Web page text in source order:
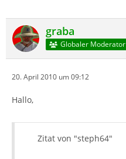
graba
Globaler Moderator
20. April 2010 um 09:12
Hallo,
Zitat von "steph64"